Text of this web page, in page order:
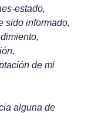
estado,
sido informado,
de mi
alguna de